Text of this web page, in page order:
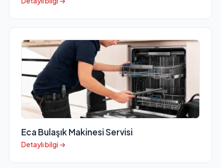
Eca Bulaşık Makinesi Servisi
Detaylı bilgi →